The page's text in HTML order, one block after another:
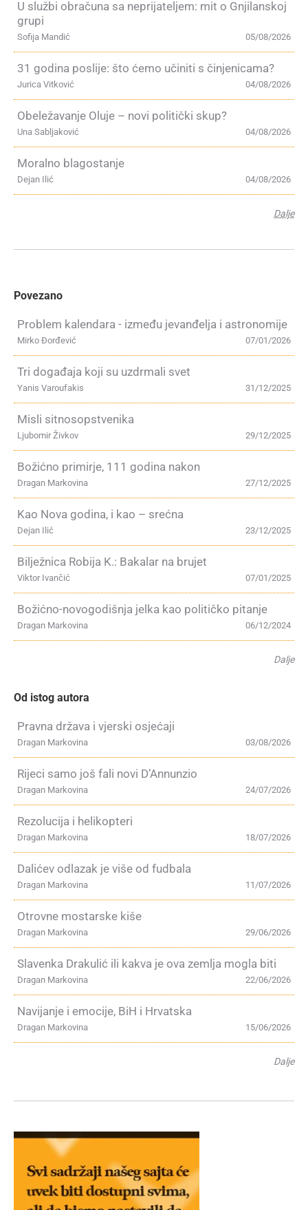
U službi obračuna sa neprijateljem: mit o Gnjilanskoj
grupi
05/08/2026
Sofija Mandić
31 godina poslije: što ćemo učiniti s činjenicama?
04/08/2026
Jurica Vitković
Obeležavanje Oluje – novi politički skup?
04/08/2026
Una Sabljaković
Moralno blagostanje
04/08/2026
Dejan Ilić
Dalje
Povezano
Problem kalendara - između jevanđelja i astronomije
07/01/2026
Mirko Đorđević
Tri događaja koji su uzdrmali svet
31/12/2025
Yanis Varoufakis
Misli sitnosopstvenika
29/12/2025
Ljubomir Živkov
Božićno primirje, 111 godina nakon
27/12/2025
Dragan Markovina
Kao Nova godina, i kao – srećna
23/12/2025
Dejan Ilić
Bilježnica Robija K.: Bakalar na brujet
07/01/2025
Viktor Ivančić
Božićno-novogodišnja jelka kao političko pitanje
06/12/2024
Dragan Markovina
Dalje
Od istog autora
Pravna država i vjerski osjećaji
03/08/2026
Dragan Markovina
Rijeci samo još fali novi D’Annunzio
24/07/2026
Dragan Markovina
Rezolucija i helikopteri
18/07/2026
Dragan Markovina
Dalićev odlazak je više od fudbala
11/07/2026
Dragan Markovina
Otrovne mostarske kiše
29/06/2026
Dragan Markovina
Slavenka Drakulić ili kakva je ova zemlja mogla biti
22/06/2026
Dragan Markovina
Navijanje i emocije, BiH i Hrvatska
15/06/2026
Dragan Markovina
Dalje